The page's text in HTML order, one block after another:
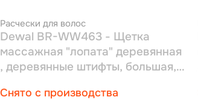
Расчески для волос
Dewal BR-WW463 - Щетка
массажная "лопата" деревянная
, деревянные штифты, большая,
Снято с производства